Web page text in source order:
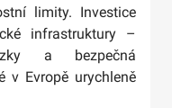
limity. Investice
infrastruktury –
a bezpečná
v Evropě urychleně